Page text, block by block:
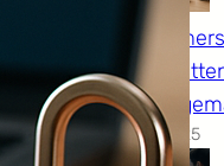
leicht
14.12.2025